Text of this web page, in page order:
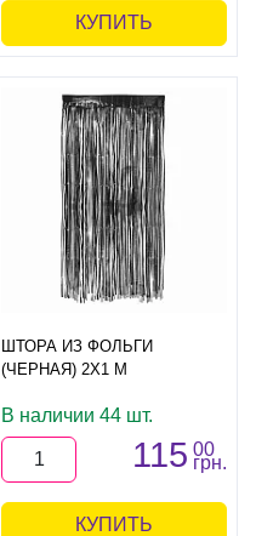
КУПИТЬ
ШТОРА ИЗ ФОЛЬГИ
(ЧЕРНАЯ) 2Х1 М
В наличии 44 шт.
115 00
грн.
КУПИТЬ